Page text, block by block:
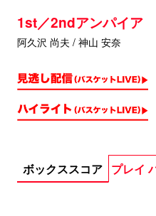
1st／2ndアンパイア
阿久沢 尚夫 / 神山 安奈
ボックススコア プレイ